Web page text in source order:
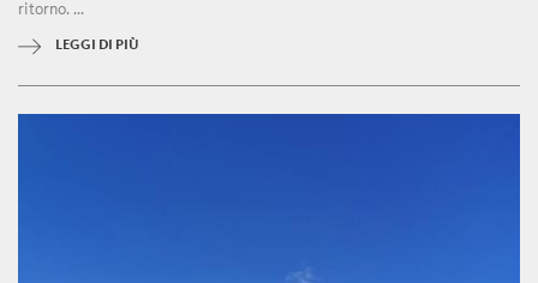
ritorno. ...
LEGGI DI PIÙ